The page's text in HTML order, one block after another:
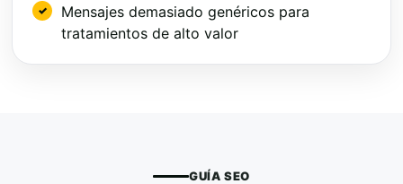
Mensajes demasiado genéricos para
tratamientos de alto valor
GUÍA SEO